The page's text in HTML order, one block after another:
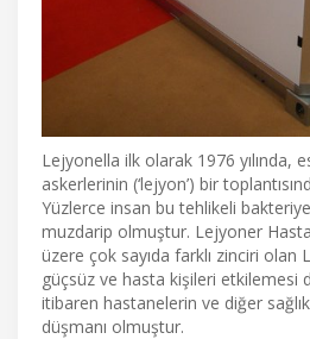
Lejyonella ilk olarak 1976 yılında,
askerlerinin (‘lejyon’) bir
Yüzlerce insan bu tehlikeli
muzdarip olmuştur. Lejyoner
üzere çok sayıda farklı zinciri olan
güçsüz ve hasta kişileri etkilemesi
itibaren hastanelerin ve diğer sağlık
düşmanı olmuştur.